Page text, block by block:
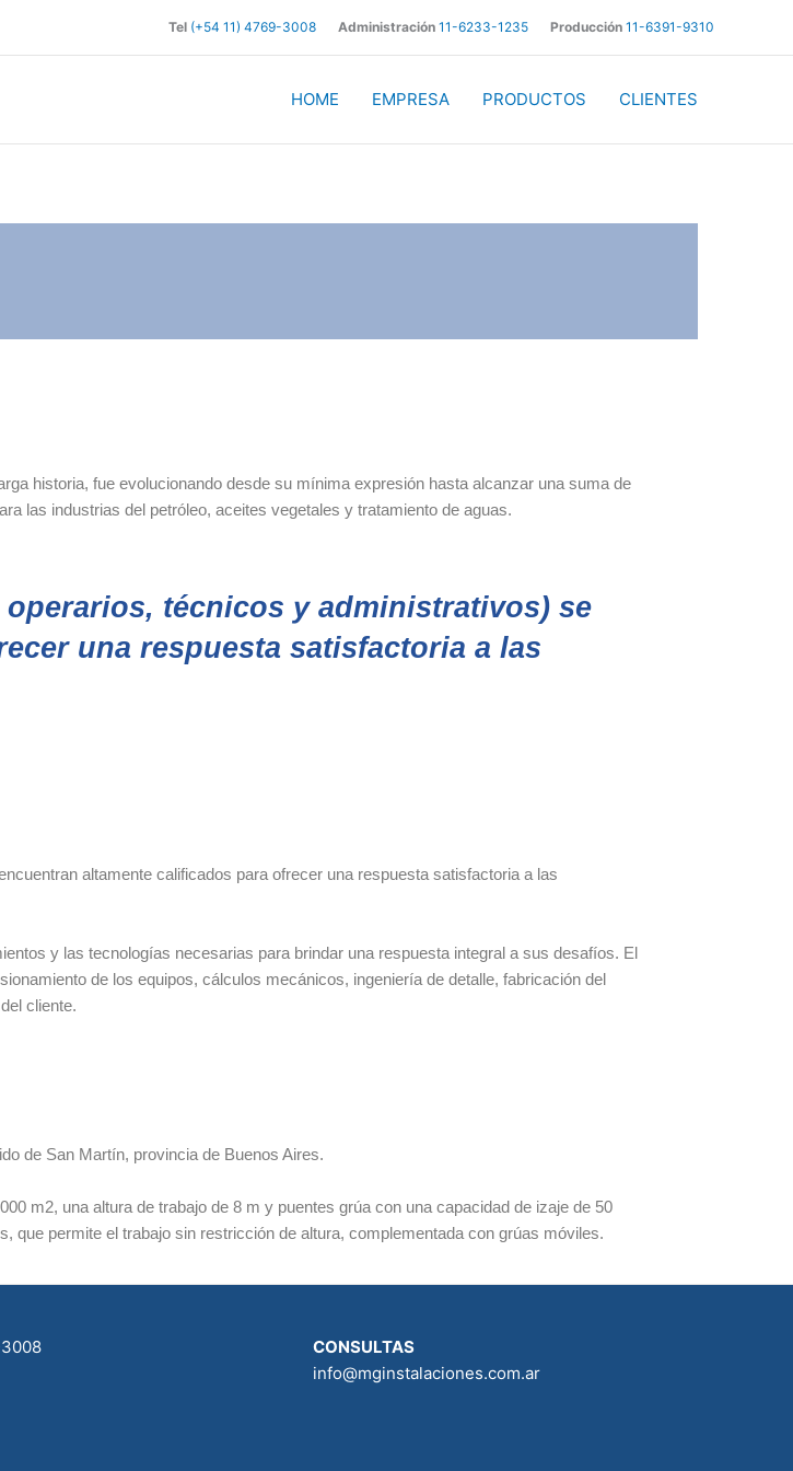
Tel (+54 11) 4769-3008 Administración 11-6233-1235 Producción 11-6391-9310
HOME EMPRESA PRODUCTOS CLIENTES
historia, fue evolucionando desde su mínima expresión hasta alcanzar una suma de
las industrias del petróleo, aceites vegetales y tratamiento de aguas.
técnicos y administrativos) se
una respuesta satisfactoria a las
altamente calificados para ofrecer una respuesta satisfactoria a las
y las tecnologías necesarias para brindar una respuesta integral a sus desafíos. El
de los equipos, cálculos mecánicos, ingeniería de detalle, fabricación del
cliente.
de San Martín, provincia de Buenos Aires.
m2, una altura de trabajo de 8 m y puentes grúa con una capacidad de izaje de 50
permite el trabajo sin restricción de altura, complementada con grúas móviles.
CONSULTAS
info@mginstalaciones.com.ar